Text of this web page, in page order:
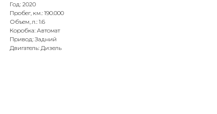
Год: 2020
Пробег, км.: 190.000
Объем, л.: 1.6
Коробка: Автомат
Привод: Задний
Двигатель: Дизель